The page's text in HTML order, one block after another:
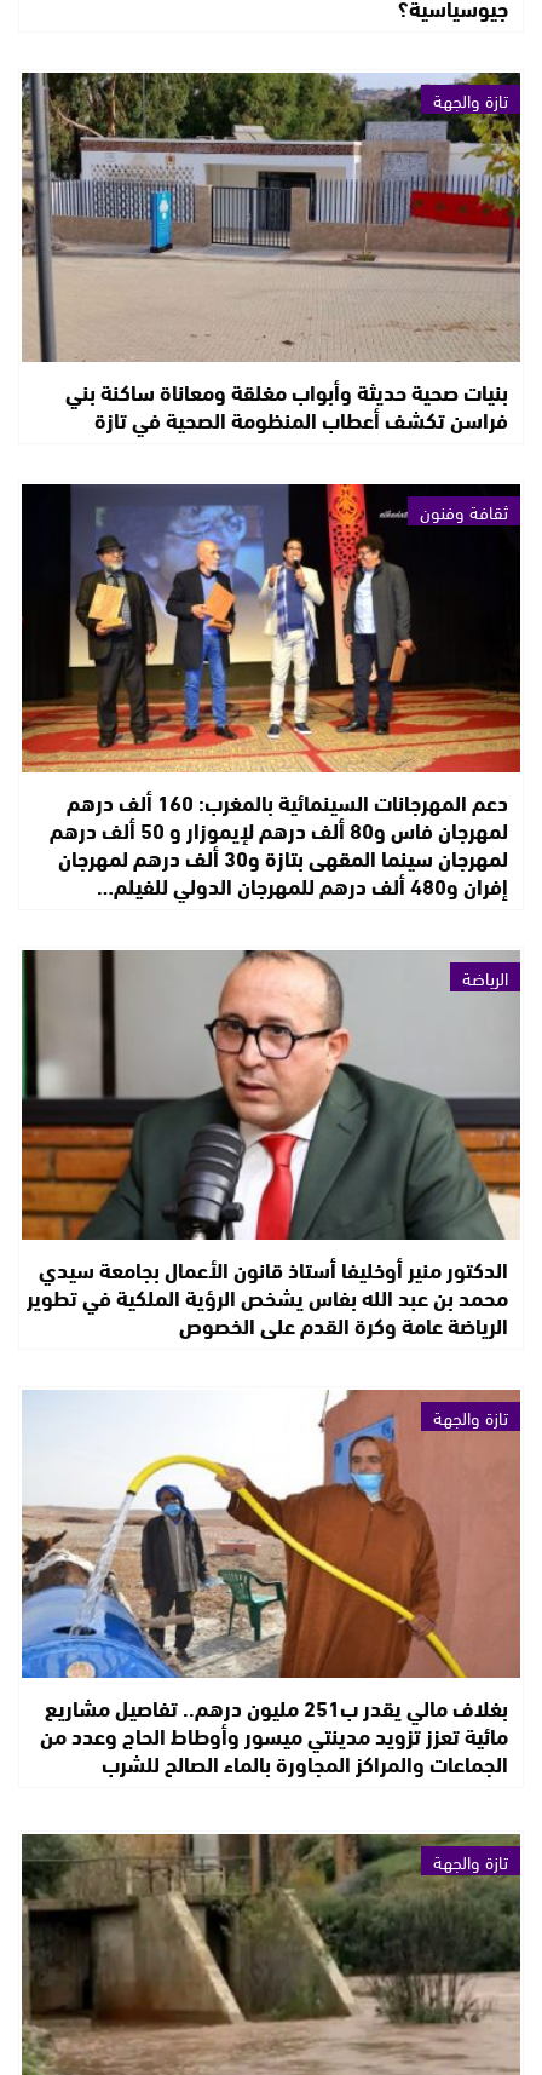
تازة والجهة
بنيات صحية حديثة وأبواب مغلقة ومعاناة ساكنة بني
فراسن تكشف أعطاب المنظومة الصحية في تازة
ثقافة وفنون
دعم المهرجانات السينمائية بالمغرب: 160 ألف درهم
لمهرجان فاس و80 ألف درهم لإيموزار و 50 ألف درهم
لمهرجان سينما المقهى بتازة و30 ألف درهم لمهرجان
إفران و480 ألف درهم للمهرجان الدولي للفيلم…
الرياضة
الدكتور منير أوخليفا أستاذ قانون الأعمال بجامعة سيدي
محمد بن عبد الله بفاس يشخص الرؤية الملكية في تطوير
الرياضة عامة وكرة القدم على الخصوص
تازة والجهة
بغلاف مالي يقدر ب251 مليون درهم.. تفاصيل مشاريع
مائية تعزز تزويد مدينتي ميسور وأوطاط الحاج وعدد من
الجماعات والمراكز المجاورة بالماء الصالح للشرب
تازة والجهة